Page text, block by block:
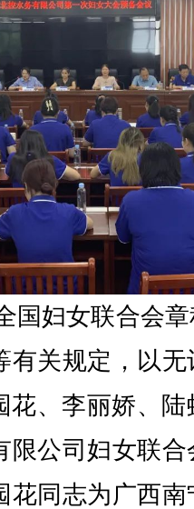
国妇女联合会
有关规定，以
花、李丽娇、
限公司妇女联
花同志为广西